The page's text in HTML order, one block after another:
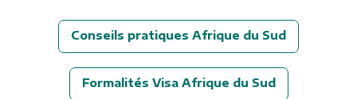
Conseils pratiques Afrique du Sud
Formalités Visa Afrique du Sud